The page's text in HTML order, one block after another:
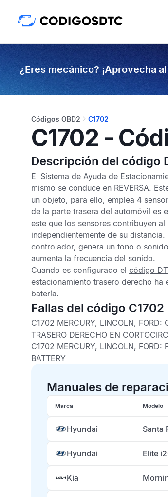
¿Eres mecánico? ¡Aprovecha
Códigos OBD2 C1702
C1702 -
Descripción del código
El Sistema de Ayuda de
mismo se conduce en REVERSA.
un objeto, para ello, emplea 4
de la parte trasera del automóvil es
este que los sensores contribuyen
independientemente de su
controlador, genera un tono o
aumenta la frecuencia del sonido.
Cuando es configurado el código
estacionamiento trasero derecho ha
batería.
Fallas del código
C1702 MERCURY, LINCOLN, FORD:
TRASERO DERECHO EN
C1702 MERCURY, LINCOLN, FORD:
BATTERY
Manuales de
Marca Modelo
Hyundai Santa
Hyundai Elite
Kia